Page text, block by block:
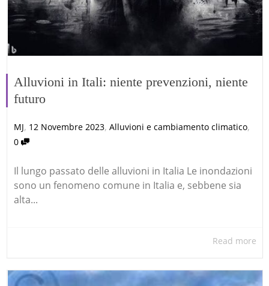
Alluvioni in Itali: niente prevenzioni, niente
futuro
MJ, 12 Novembre 2023, Alluvioni e cambiamento climatico,
0
Il lungo passato delle alluvioni in Italia Le inondazioni
sono un fenomeno comune in Italia e, sebbene sia
alta...
Read more